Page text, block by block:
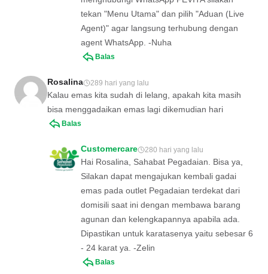
tekan "Menu Utama" dan pilih "Aduan (Live
Agent)" agar langsung terhubung dengan
agent WhatsApp. -Nuha
Balas
Rosalina 289 hari yang lalu
Kalau emas kita sudah di lelang, apakah kita masih
bisa menggadaikan emas lagi dikemudian hari
Balas
Customercare 280 hari yang lalu
Hai Rosalina, Sahabat Pegadaian. Bisa ya,
Silakan dapat mengajukan kembali gadai
emas pada outlet Pegadaian terdekat dari
domisili saat ini dengan membawa barang
agunan dan kelengkapannya apabila ada.
Dipastikan untuk karatasenya yaitu sebesar 6
- 24 karat ya. -Zelin
Balas